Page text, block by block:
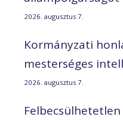
2026. augusztus 7.
Kormányzati
mesterséges
2026. augusztus 7.